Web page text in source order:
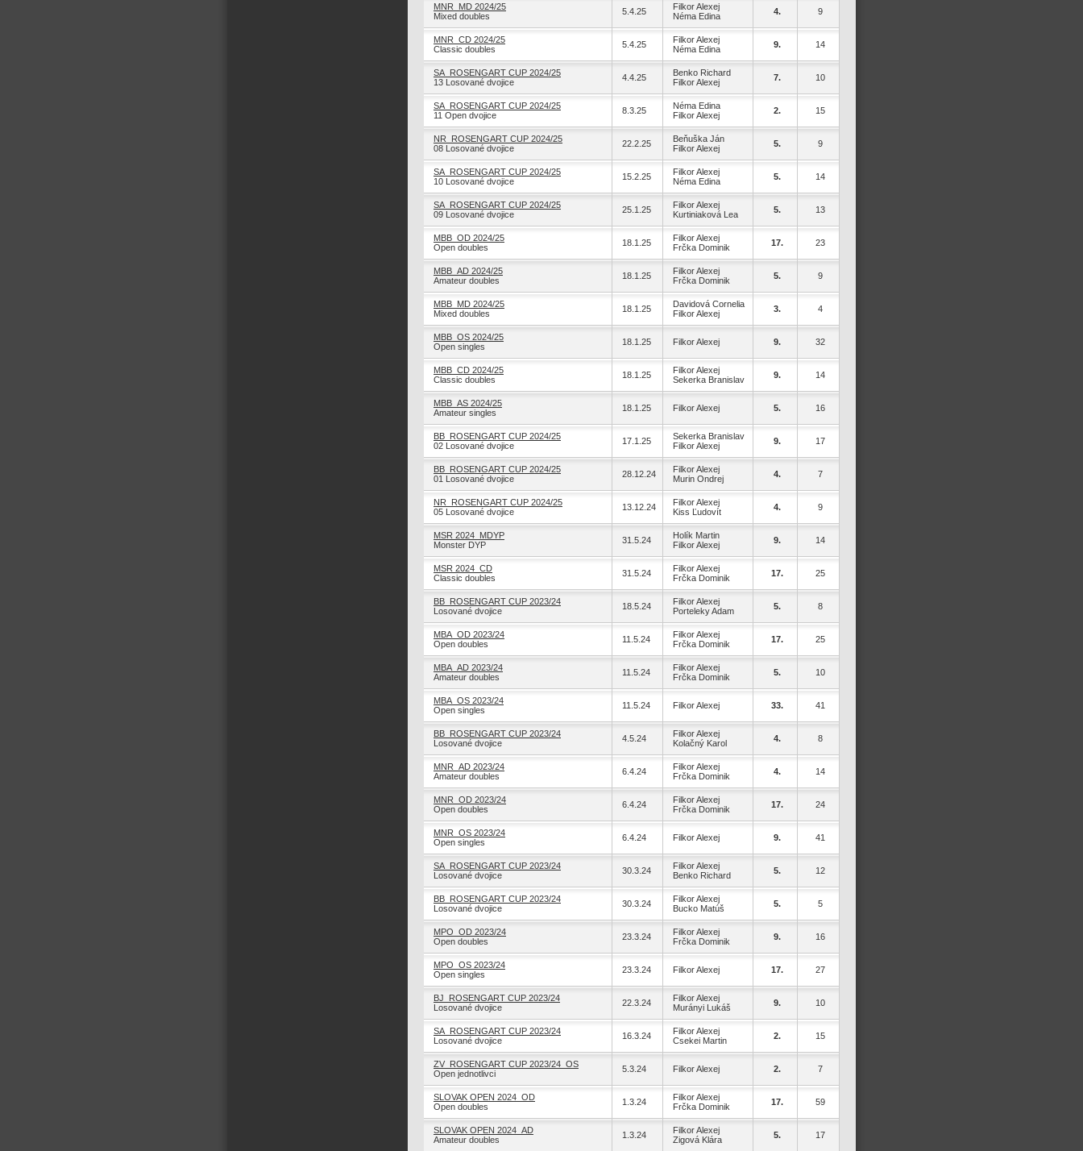
MNR_MD 2024/25
Mixed doubles
5.4.25
Filkor Alexej
Néma Edina
4. 9
MNR_CD 2024/25
Classic doubles
5.4.25
Filkor Alexej
Néma Edina
9. 14
SA_ROSENGART CUP 2024/25
13 Losované dvojice
4.4.25
Benko Richard
Filkor Alexej
7. 10
SA_ROSENGART CUP 2024/25
11 Open dvojice
8.3.25
Néma Edina
Filkor Alexej
2. 15
NR_ROSENGART CUP 2024/25
08 Losované dvojice
22.2.25
Beňuška Ján
Filkor Alexej
5. 9
SA_ROSENGART CUP 2024/25
10 Losované dvojice
15.2.25
Filkor Alexej
Néma Edina
5. 14
SA_ROSENGART CUP 2024/25
09 Losované dvojice
25.1.25
Filkor Alexej
Kurtiniaková Lea
5. 13
MBB_OD 2024/25
Open doubles
18.1.25
Filkor Alexej
Frčka Dominik
17. 23
MBB_AD 2024/25
Amateur doubles
18.1.25
Filkor Alexej
Frčka Dominik
5. 9
MBB_MD 2024/25
Mixed doubles
18.1.25
Davidová Cornelia
Filkor Alexej
3. 4
MBB_OS 2024/25
Open singles
18.1.25 Filkor Alexej 9. 32
MBB_CD 2024/25
Classic doubles
18.1.25
Filkor Alexej
Sekerka Branislav
9. 14
MBB_AS 2024/25
Amateur singles
18.1.25 Filkor Alexej 5. 16
BB_ROSENGART CUP 2024/25
02 Losované dvojice
17.1.25
Sekerka Branislav
Filkor Alexej
9. 17
BB_ROSENGART CUP 2024/25
01 Losované dvojice
28.12.24
Filkor Alexej
Murin Ondrej
4. 7
NR_ROSENGART CUP 2024/25
05 Losované dvojice
13.12.24
Filkor Alexej
Kiss Ľudovít
4. 9
MSR 2024_MDYP
Monster DYP
31.5.24
Holík Martin
Filkor Alexej
9. 14
MSR 2024_CD
Classic doubles
31.5.24
Filkor Alexej
Frčka Dominik
17. 25
BB_ROSENGART CUP 2023/24
Losované dvojice
18.5.24
Filkor Alexej
Porteleky Adam
5. 8
MBA_OD 2023/24
Open doubles
11.5.24
Filkor Alexej
Frčka Dominik
17. 25
MBA_AD 2023/24
Amateur doubles
11.5.24
Filkor Alexej
Frčka Dominik
5. 10
MBA_OS 2023/24
Open singles
11.5.24 Filkor Alexej 33. 41
BB_ROSENGART CUP 2023/24
Losované dvojice
4.5.24
Filkor Alexej
Kolačný Karol
4. 8
MNR_AD 2023/24
Amateur doubles
6.4.24
Filkor Alexej
Frčka Dominik
4. 14
MNR_OD 2023/24
Open doubles
6.4.24
Filkor Alexej
Frčka Dominik
17. 24
MNR_OS 2023/24
Open singles
6.4.24 Filkor Alexej 9. 41
SA_ROSENGART CUP 2023/24
Losované dvojice
30.3.24
Filkor Alexej
Benko Richard
5. 12
BB_ROSENGART CUP 2023/24
Losované dvojice
30.3.24
Filkor Alexej
Bucko Matúš
5. 5
MPO_OD 2023/24
Open doubles
23.3.24
Filkor Alexej
Frčka Dominik
9. 16
MPO_OS 2023/24
Open singles
23.3.24 Filkor Alexej 17. 27
BJ_ROSENGART CUP 2023/24
Losované dvojice
22.3.24
Filkor Alexej
Murányi Lukáš
9. 10
SA_ROSENGART CUP 2023/24
Losované dvojice
16.3.24
Filkor Alexej
Csekei Martin
2. 15
ZV_ROSENGART CUP 2023/24_OS
Open jednotlivci
5.3.24 Filkor Alexej 2. 7
SLOVAK OPEN 2024_OD
Open doubles
1.3.24
Filkor Alexej
Frčka Dominik
17. 59
SLOVAK OPEN 2024_AD
Amateur doubles
1.3.24
Filkor Alexej
Zigová Klára
5. 17